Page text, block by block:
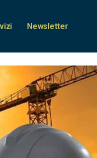
Newsletter